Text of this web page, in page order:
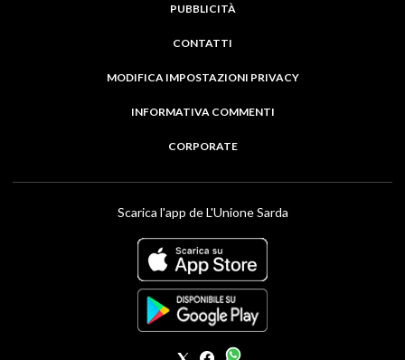
PUBBLICITÀ
CONTATTI
MODIFICA IMPOSTAZIONI PRIVACY
INFORMATIVA COMMENTI
CORPORATE
Scarica l'app de L'Unione Sarda